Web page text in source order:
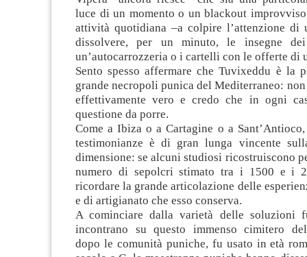
luce di un momento o un blackout
attività quotidiana –a colpire l’attenzione di
dissolvere, per un minuto, le insegne
un’autocarrozzeria o i cartelli con le offerte di
Sento spesso affermare che Tuvixeddu è la
grande necropoli punica del Mediterraneo: non
effettivamente vero e credo che in ogni
questione da porre.
Come a Ibiza o a Cartagine o a
testimonianze è di gran lunga vincente
dimensione: se alcuni studiosi ricostruiscono
numero di sepolcri stimato tra i 1500 e i
ricordare la grande articolazione delle
e di artigianato che esso conserva.
A cominciare dalla varietà delle soluzioni
incontrano su questo immenso cimitero
dopo le comunità puniche, fu usato in età